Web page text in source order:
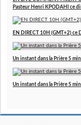
Pasteur Henri KPODAHI ce
EN DIRECT 10H (GMT+2) ce
Un instant dans la Prière 5
Un instant dans la Prière 5